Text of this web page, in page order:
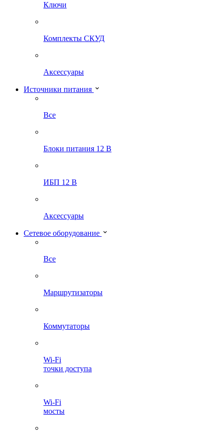
Ключи
Комплекты СКУД
Аксессуары
Источники питания
Все
Блоки питания 12 В
ИБП 12 В
Аксессуары
Сетевое оборудование
Все
Маршрутизаторы
Коммутаторы
Wi-Fi
точки доступа
Wi-Fi
мосты